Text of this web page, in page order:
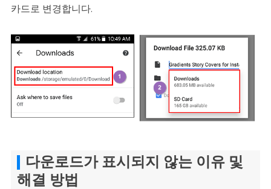
카드로 변경합니다.
다운로드가 표시되지 않는 이유 및
해결 방법